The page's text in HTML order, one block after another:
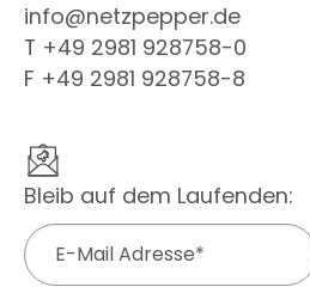
info@netzpepper.de
T +49 2981 928758-0
F +49 2981 928758-8
Bleib auf dem Laufenden: